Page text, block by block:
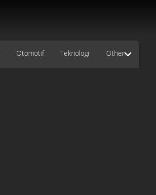
Otomotif Teknologi Other